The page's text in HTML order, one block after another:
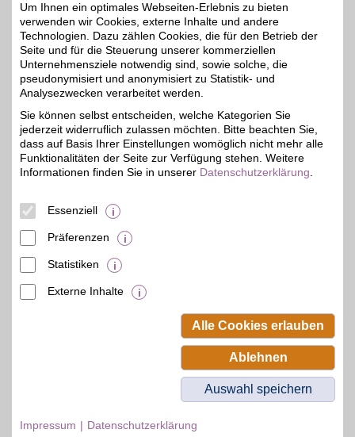
Adresse
Merseburger Str. 359
06132 Halle
Filialen in der Nähe
Beamten-Selbsthilfewerk GmbH.
Um Ihnen ein optimales Webseiten-Erlebnis zu bieten
verwenden wir Cookies, externe Inhalte und andere
Technologien. Dazu zählen Cookies, die für den Betrieb der
Seite und für die Steuerung unserer kommerziellen
Unternehmensziele notwendig sind, sowie solche, die
pseudonymisiert und anonymisiert zu Statistik- und
Analysezwecken verarbeitet werden.
Sie können selbst entscheiden, welche Kategorien Sie
jederzeit widerruflich zulassen möchten. Bitte beachten Sie,
dass auf Basis Ihrer Einstellungen womöglich nicht mehr alle
Funktionalitäten der Seite zur Verfügung stehen. Weitere
Informationen finden Sie in unserer Datenschutzerklärung
Essenziell
Präferenzen
Statistiken
Externe Inhalte
Alle Cookies erlauben
Ablehnen
Auswahl speichern
Impressum Datenschutzerklärung